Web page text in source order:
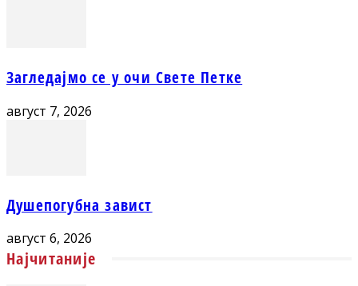
Загледајмо се у очи Свете Петке
август 7, 2026
Душепогубна завист
август 6, 2026
Најчитаније